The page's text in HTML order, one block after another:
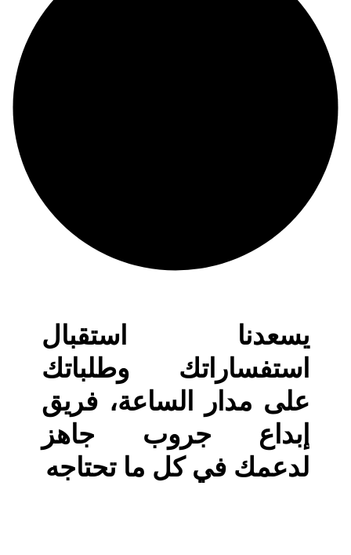
يسعدنا استقبال
استفساراتك وطلباتك
على مدار الساعة، فريق
إبداع جروب جاهز
لدعمك في كل ما تحتاجه